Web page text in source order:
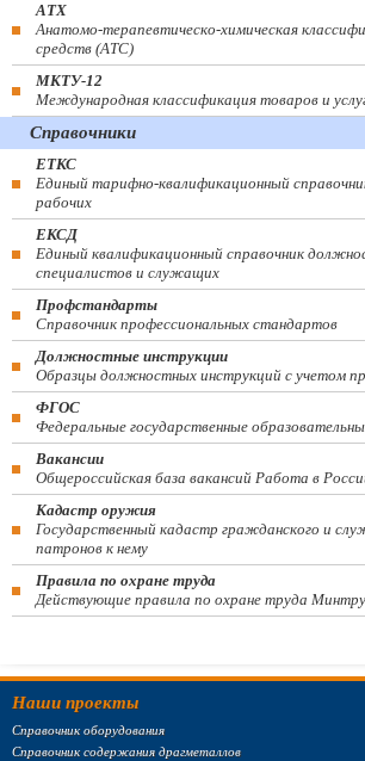
АТХ
Анатомо-терапевтическо-химическая
средств (ATC)
МКТУ-12
Международная классификация товаров и
Справочники
ЕТКС
Единый тарифно-квалификационный
рабочих
ЕКСД
Единый квалификационный справочник
специалистов и служащих
Профстандарты
Справочник профессиональных стандартов
Должностные инструкции
Образцы должностных инструкций с учетом
ФГОС
Федеральные государственные
Вакансии
Общероссийская база вакансий Работа в
Кадастр оружия
Государственный кадастр гражданского и
патронов к нему
Правила по охране труда
Действующие правила по охране труда
Наши проекты
Справочник оборудования
Справочник содержания драгметаллов